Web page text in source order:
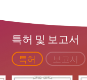
특허 및 보고서
특허 보고서